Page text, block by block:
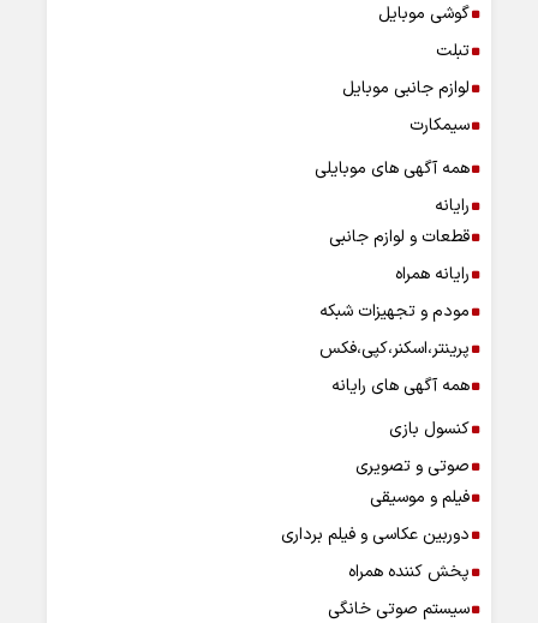
گوشی موبایل
تبلت
لوازم جانبی موبایل
سیمکارت
همه آگهی های موبایلی
رایانه
قطعات و لوازم جانبی
رایانه همراه
مودم و تجهیزات شبکه
پرینتر،اسکنر،کپی،فکس
همه آگهی های رایانه
کنسول بازی
صوتی و تصویری
فیلم و موسیقی
دوربین عکاسی و فیلم برداری
پخش کننده همراه
سیستم صوتی خانگی